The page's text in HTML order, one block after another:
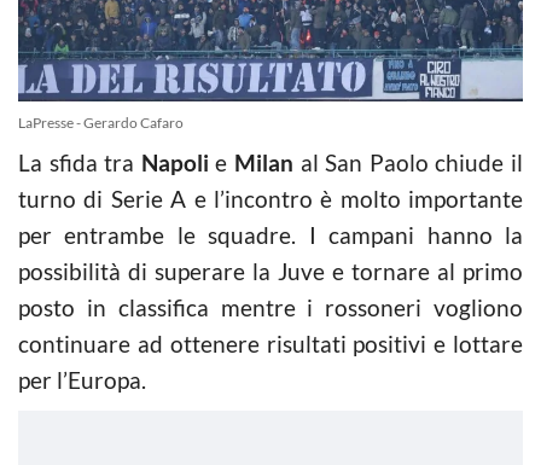
LaPresse - Gerardo Cafaro
La sfida tra Napoli e Milan al San Paolo chiude il
turno di Serie A e l’incontro è molto importante
per entrambe le squadre. I campani hanno la
possibilità di superare la Juve e tornare al primo
posto in classifica mentre i rossoneri vogliono
continuare ad ottenere risultati positivi e lottare
per l’Europa.